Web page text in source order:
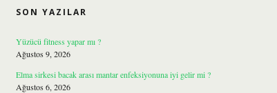
SON YAZILAR
Yüzücü fitness yapar mı ?
Ağustos 9, 2026
Elma sirkesi bacak arası mantar enfeksiyonuna iyi gelir mi ?
Ağustos 6, 2026